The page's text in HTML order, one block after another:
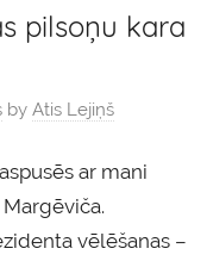
pilsoņu kara
byAtis Lejiņš
ar mani
vēlēšanas –